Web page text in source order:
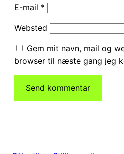
E-mail *
Websted
Gem mit navn, mail og
browser til næste gang jeg